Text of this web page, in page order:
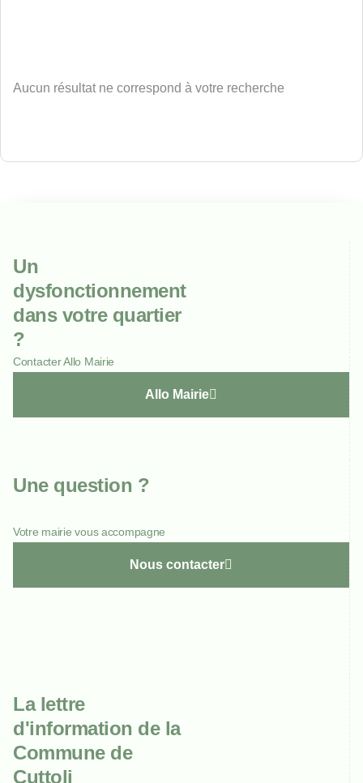
Aucun résultat ne correspond à votre recherche
Un
dysfonctionnement
dans votre quartier
?
Contacter Allo Mairie
Allo Mairie
Une question ?
Votre mairie vous accompagne
Nous contacter
La lettre
d'information de la
Commune de
Cuttoli